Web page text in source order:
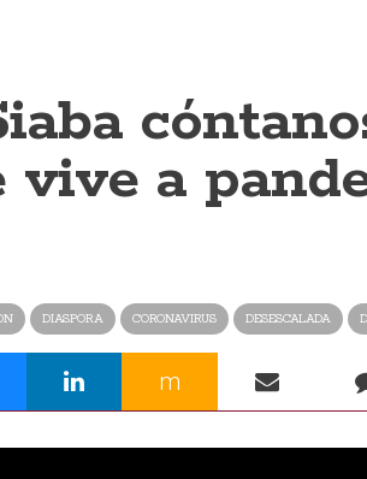
vive a
DIASPORA CORONAVIRUS DESESCALADA
m